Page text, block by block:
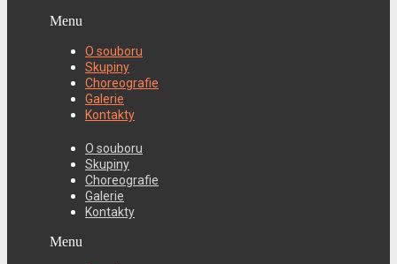
Menu
O souboru
Skupiny
Choreografie
Galerie
Kontakty
O souboru
Skupiny
Choreografie
Galerie
Kontakty
Menu